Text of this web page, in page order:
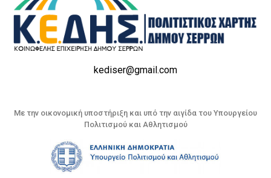
kediser@gmail.com
Με την οικονομική υποστήριξη και υπό την αιγίδα του Υπουργείου
Πολιτισμού και Αθλητισμού